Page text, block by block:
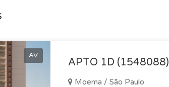
AV
APTO 1D (1548088)
Moema / São Paulo